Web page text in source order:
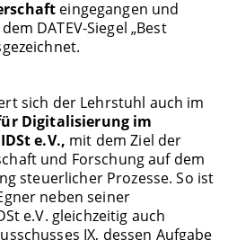
eingegangen und
DATEV-Siegel „Best
sich der Lehrstuhl auch im
Digitalisierung im
e.V., mit dem Ziel der
und Forschung auf dem
steuerlicher Prozesse. So ist
neben seiner
e.V. gleichzeitig auch
IX, dessen Aufgabe